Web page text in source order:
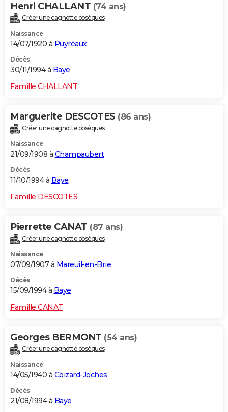
Henri CHALLANT (74 ans)
Créer une cagnotte obsèques
Naissance
14/07/1920 à Puyréaux
Décès
30/11/1994 à Baye
Famille CHALLANT
Marguerite DESCOTES (86 ans)
Créer une cagnotte obsèques
Naissance
21/09/1908 à Champaubert
Décès
11/10/1994 à Baye
Famille DESCOTES
Pierrette CANAT (87 ans)
Créer une cagnotte obsèques
Naissance
07/09/1907 à Mareuil-en-Brie
Décès
15/09/1994 à Baye
Famille CANAT
Georges BERMONT (54 ans)
Créer une cagnotte obsèques
Naissance
14/05/1940 à Coizard-Joches
Décès
21/08/1994 à Baye